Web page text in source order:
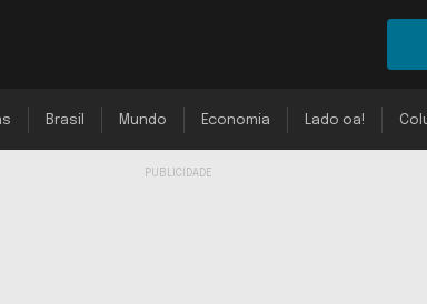
Brasil Mundo Economia Lado oa!